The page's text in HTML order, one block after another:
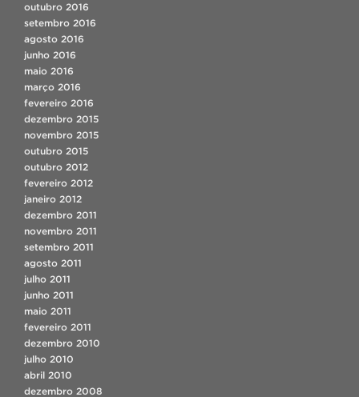
outubro 2016
setembro 2016
agosto 2016
junho 2016
maio 2016
março 2016
fevereiro 2016
dezembro 2015
novembro 2015
outubro 2015
outubro 2012
fevereiro 2012
janeiro 2012
dezembro 2011
novembro 2011
setembro 2011
agosto 2011
julho 2011
junho 2011
maio 2011
fevereiro 2011
dezembro 2010
julho 2010
abril 2010
dezembro 2008